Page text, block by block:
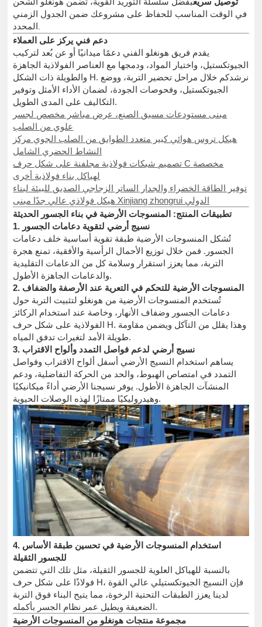
في الوقت المناسب للحفاظ على مشروعك ضمن الجدول الزمني
المحدد.
دعم فني يركز على العملاء
يقدم فريق هونغلو الفني دعمًا ميدانيًا أو عن بُعد لتركيب
الجيوتكستيل، واختيار المواد، ودمجها مع العناصر الفولاذية الجاهزة
والطويلة ذات الشكل H. نرشدكم خلال مراحل تحضير التربة، ووضع
الجيوتكستيل، وفحوصات الجودة، لضمان الأداء الأمثل وتوفير
التكاليف على المدى الطويل.
مبنى مستودعات مسبق الصنع، عرض مباشر مخصص لجسر
علوي من الصلب
هيكل تروس هوائي كبير متعدد الطوابق من الصلب الجوي مركز
النشاط الحضري الشامل
تصميم شبكات فولاذية مجلفنة على شكل حرف C مخصصة
لهياكل بناء فولاذية أخرى
توفير الطاقة الخضراء والجدار الساتر الزجاجي الصديق للبيئة لبناء
هيكل فولاذي عالي جدًا مبنى Xinjiang zhongrui الدولي
تطبيقات المنتج: المنسوجات الأرضية في بناء الجسور الحديثة
1. نسيج أرضي لتقوية دعامات الجسور
تُشكل المنسوجات الأرضية طبقة تقوية أساسية خلف دعامات
الجسور. فمن خلال توزيع الأحمال الرأسية والأفقية، تمنع هجرة
التربة، مما يعزز استقرار وسلامة كل من الدعامات التقليدية
والدعامات الجاهزة الأطول.
2. المنسوجات الأرضية للتحكم في التعرية عند الأرصفة والضفاف
تُستخدم المنسوجات الأرضية من هونغلو لتثبيت التربة حول
دعامات الجسور وضفاف الأنهار، وخاصة عند استخدام الركائز
الفولاذية على شكل حرف H. وهذا يقلل من التآكل ويضمن مقاومة
طويلة الأمد لتغيرات تدفق المياه.
3. نسيج أرضي لدعم فواصل التمدد وألواح الاقتراب
يساهم استخدام النسيج الأرضي أسفل ألواح الاقتراب وفواصل
التمدد في امتصاص الهبوط، والحد من الحركة التفاضلية، ودعم
المنشآت الجاهزة الأطول. يوفر نسيجنا الأرضي أداءً ميكانيكيًا
وهيدروليكيًا ممتازًا لهذه الوصلات الحيوية.
4. استخدام المنسوجات الأرضية في تحسين طبقة الأساس
للجسور الثقيلة
بالنسبة للهياكل العلوية للجسور الثقيلة، مثل تلك التي تتضمن
فولاذًا على شكل حرف H، فإن النسيج الجيوتكستيلي عالي القوة
لدينا يعزز الطبقات التحتية الرخوة، مما يتيح البناء فوق التربة
الضعيفة ويطيل عمر نظام الجسر بأكمله.
مجموعة منتجات هونغلو من المنسوجات الأرضية